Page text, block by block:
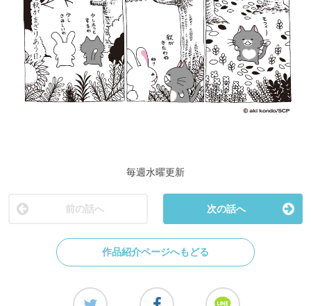
毎週水曜更新
前の話へ 次の話へ
作品紹介ページへもどる